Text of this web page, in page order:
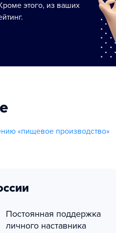
этого, из ваших
«пищевое производство»
Постоянная поддержка
личного наставника